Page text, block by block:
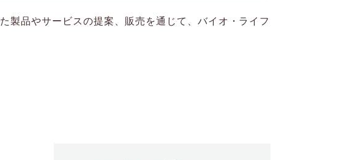
製品やサービスの提案、販売を通じて、バイオ・ライフ